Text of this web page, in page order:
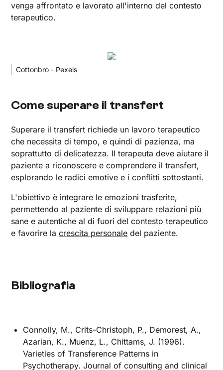
venga affrontato e lavorato all'interno del contesto
terapeutico.
Cottonbro - Pexels
Come superare il transfert
Superare il transfert richiede un lavoro terapeutico
che necessita di tempo, e quindi di pazienza, ma
soprattutto di delicatezza. Il terapeuta deve aiutare il
paziente a riconoscere e comprendere il transfert,
esplorando le radici emotive e i conflitti sottostanti.
L'obiettivo è integrare le emozioni trasferite,
permettendo al paziente di sviluppare relazioni più
sane e autentiche al di fuori del contesto terapeutico
e favorire lacrescita personale del paziente.
Bibliografia
Connolly, M., Crits-Christoph, P., Demorest, A.,
Azarian, K., Muenz, L., Chittams, J. (1996).
Varieties of Transference Patterns in
Psychotherapy. Journal of consulting and clinical